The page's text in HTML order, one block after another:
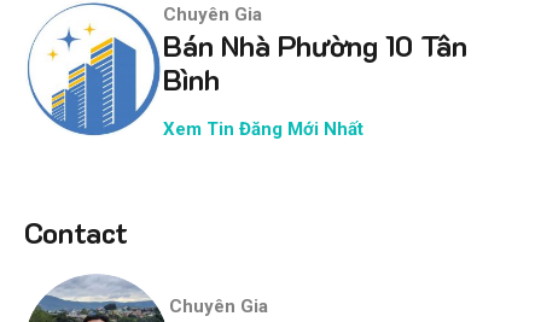
Chuyên Gia
Bán Nhà Phường 10 Tân
Bình
Xem Tin Đăng Mới Nhất
Contact
Chuyên Gia